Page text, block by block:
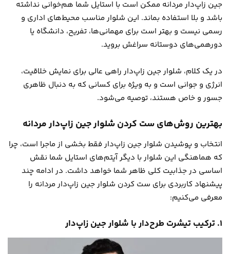
جین زاپ‌دار مردانه ممکن است با استایل شما هم‌خوانی نداشته
باشد و بلا استفاده بماند. این شلوار مناسب محیط‌های اداری و
رسمی نیست و بهتر است برای مهمانی‌ها، تفریح، دانشگاه یا
دورهمی‌های دوستانه سراغش بروید.
در یک کلام، شلوار جین زاپ‌دار راهی عالی برای نمایش خلاقیت،
انرژی و جوانی است و به ویژه برای کسانی که به دنبال ظاهری
جسور و خاص هستند، توصیه می‌شود.
بهترین روش‌های ست کردن شلوار جین زاپ‌دار مردانه
انتخاب و پوشیدن شلوار جین زاپ‌دار فقط بخشی از ماجرا است، چرا
که هماهنگی این شلوار با دیگر آیتم‌های استایل شما نقش
اساسی در جذابیت کلی ظاهر شما خواهد داشت. در ادامه چند
پیشنهاد کاربردی برای ست کردن شلوار جین زاپ‌دار مردانه را
معرفی می‌کنیم:
۱. ترکیب تیشرت طرح‌دار با شلوار جین زاپ‌دار